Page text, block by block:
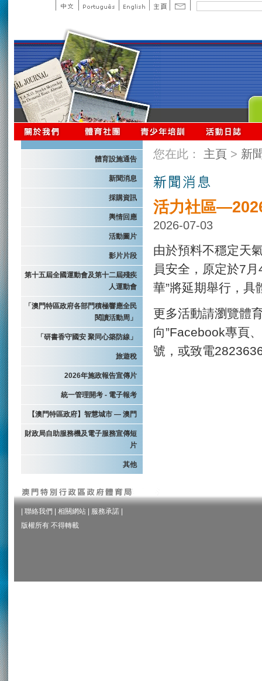
體育設施通告
新聞消息
採購資訊
輿情回應
活動圖片
影片片段
第十五屆全國運動會及第十二屆殘疾
人運動會
「澳門特區政府各部門積極響應全民
閱讀活動周」
「研書香守國安 聚同心築防線」
旅遊稅
2026年施政報告宣傳片
統一管理開考 - 電子報考
【澳門特區政府】智慧城市 — 澳門
財政局自助服務機及電子服務宣傳短
片
其他
您在此： 主頁 > 新
活力社區
2026-07-03
由於預料不穩定天
員安全，原定於7
華”將延期舉行，
更多活動請瀏覽體
向”Facebook專頁
號，或致電
聯絡我們 相關網站 服務承諾
版權所有 不得轉載